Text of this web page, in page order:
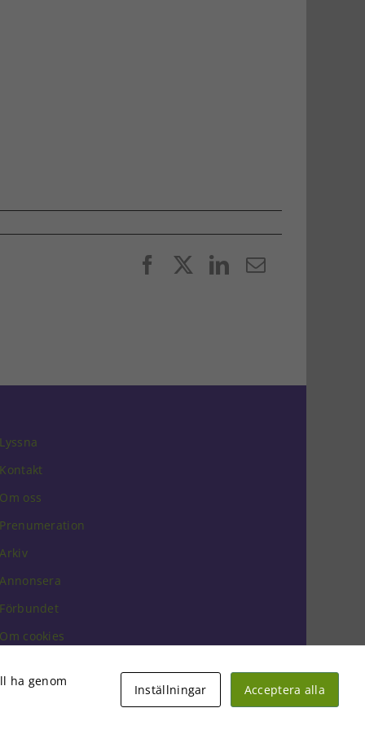
FacebookLinkedIn
E-
Lyssna
Kontakt
Om oss
Prenumeration
Arkiv
Annonsera
Förbundet
Om cookies
Facebook
Instagram
ha genom
Inställningar Acceptera alla